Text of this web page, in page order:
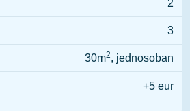
2
3
30m2, jednosoban
+5 eur